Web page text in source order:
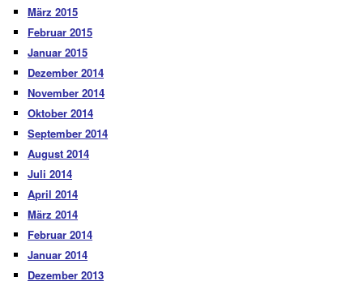
März 2015
Februar 2015
Januar 2015
Dezember 2014
November 2014
Oktober 2014
September 2014
August 2014
Juli 2014
April 2014
März 2014
Februar 2014
Januar 2014
Dezember 2013